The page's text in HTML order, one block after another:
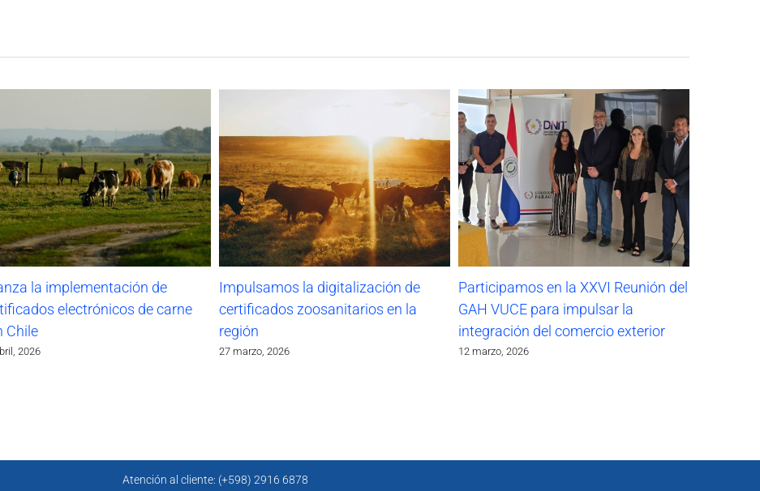
la implementación de
electrónicos de carne
Chile
2026
Impulsamos la digitalización de
certificados zoosanitarios en la
región
27 marzo, 2026
Participamos en la XXVI Reunión del
GAH VUCE para impulsar la
integración del comercio exterior
12 marzo, 2026
Atención al cliente: (+598) 2916 6878